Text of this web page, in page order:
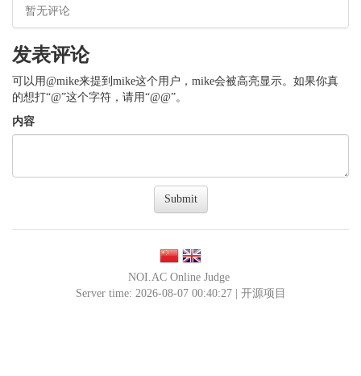
暂无评论
发表评论
可以用@mike来提到mike这个用户，mike会被高亮显示。如果你真
的想打“@”这个字符，请用“@@”。
内容
Submit
NOI.AC Online Judge
Server time: 2026-08-07 00:40:27 | 开源项目